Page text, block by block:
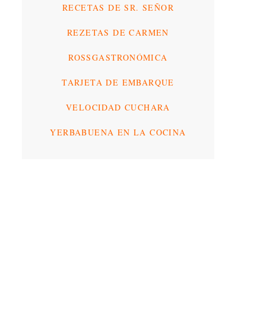
RECETAS DE SR. SEÑOR
REZETAS DE CARMEN
ROSSGASTRONÓMICA
TARJETA DE EMBARQUE
VELOCIDAD CUCHARA
YERBABUENA EN LA COCINA